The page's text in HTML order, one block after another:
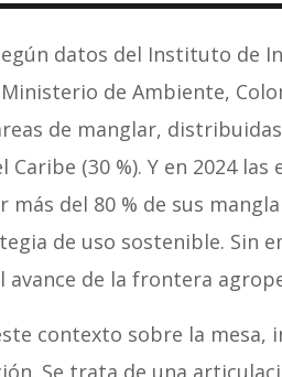
egún datos del Instituto de
Ministerio de Ambiente,
de manglar,
Caribe (30 %). Y en 2024
más del 80 % de sus
de uso sostenible. Sin
avance de la frontera
contexto sobre la mesa,
Se trata de una